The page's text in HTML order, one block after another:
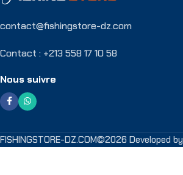
contact@fishingstore-dz.com
Contact : +213 558 17 10 58
Nous suivre
FISHINGSTORE-DZ.COM©2026 Developed by